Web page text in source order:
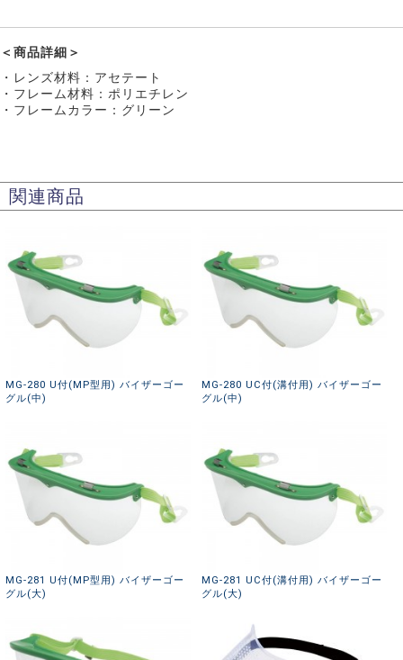
＜商品詳細＞
・レンズ材料：アセテート
・フレーム材料：ポリエチレン
・フレームカラー：グリーン
関連商品
MG-280 U付(MP型用) バイザーゴー
グル(中)
MG-280 UC付(溝付用) バイザーゴー
グル(中)
MG-281 U付(MP型用) バイザーゴー
グル(大)
MG-281 UC付(溝付用) バイザーゴー
グル(大)